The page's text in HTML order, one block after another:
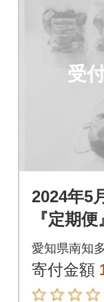
受
2024年5
『定期
ハーブテ
せセット
袋)全12回
愛知県南知
寄付金額